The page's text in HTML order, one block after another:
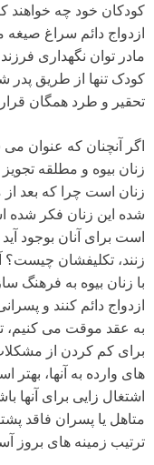
کودکان خود چه خواهند
ازدواج دائم سراغ صیغه
مادر توان نگهداری
کودک تنها از طریق پدر
تحقیر و طرد همگان
اگر آنچنان که عنوان
زنان بیوه و مطلقه
زنان است چرا که بعد از
شده این زنان فکر
است برای آنان بوجود آید
زنند، تکلیفشان چیست؟
با زنان بیوه به فرهنگ
ازدواج دائم کنند و
به عقد موقت می کنیم،
برای کم کردن از
های وارده به آنها، بهتر
اشتغال زایی برای آنها
متاهل یا پسران فاقد
ترتیب زمینه های بروز